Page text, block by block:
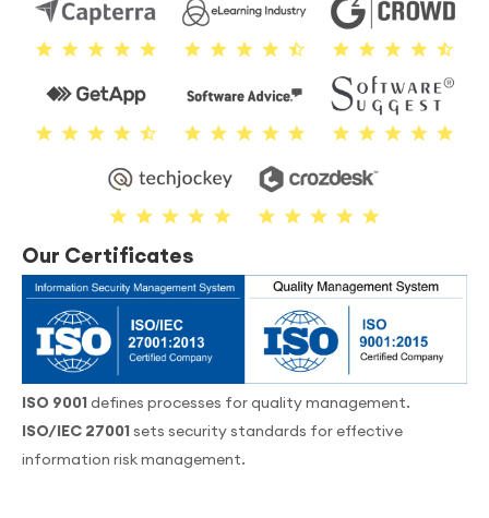
Our Certificates
ISO 9001 defines processes for quality management.
ISO/IEC 27001 sets security standards for effective
information risk management.